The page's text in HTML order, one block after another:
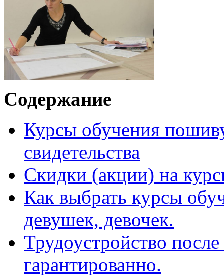
Содержание
Курсы обучения
свидетельства
Скидки (акции) на
Как выбрать курсы
девушек, девочек.
Трудоустройство
гарантированно.